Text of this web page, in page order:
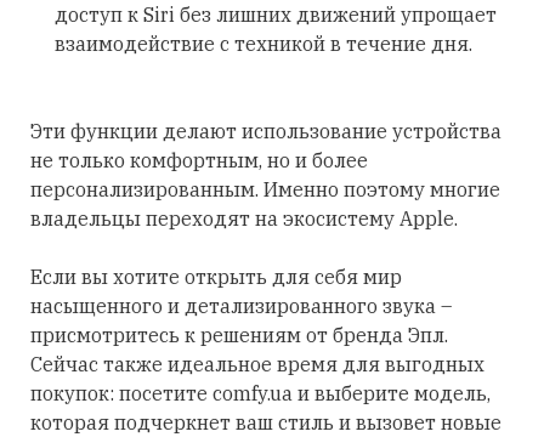
доступ к Siri без лишних движений упрощает
взаимодействие с техникой в течение дня.
Эти функции делают использование устройства
не только комфортным, но и более
персонализированным. Именно поэтому многие
владельцы переходят на экосистему Apple.
Если вы хотите открыть для себя мир
насыщенного и детализированного звука –
присмотритесь к решениям от бренда Эпл.
Сейчас также идеальное время для выгодных
покупок: посетите comfy.ua и выберите модель,
которая подчеркнет ваш стиль и вызовет новые